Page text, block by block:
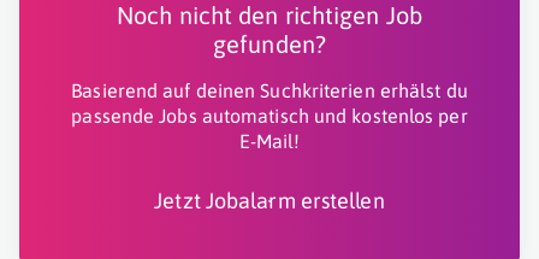
Noch nicht den richtigen Job
gefunden?
Basierend auf deinen Suchkriterien erhälst du
passende Jobs automatisch und kostenlos per
E-Mail!
Jetzt Jobalarm erstellen